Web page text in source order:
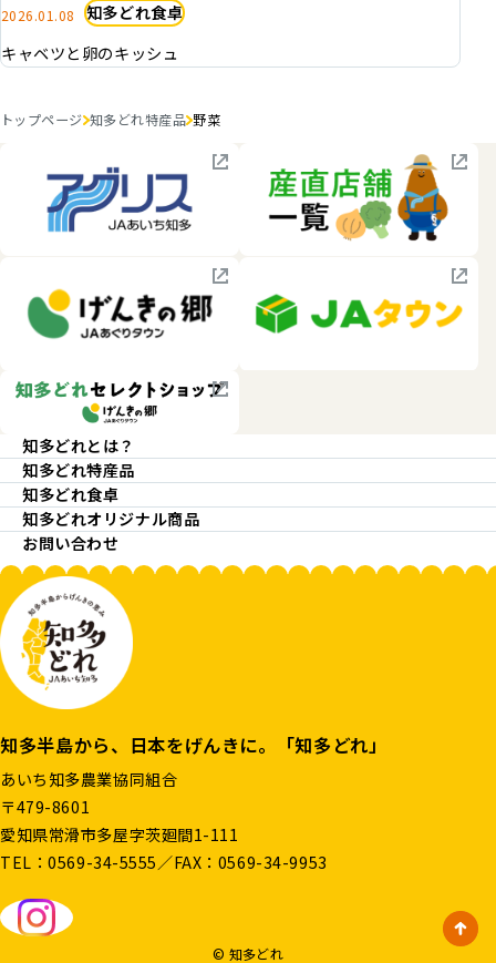
2026.01.08 知多どれ食卓
キャベツと卵のキッシュ
トップページ 知多どれ特産品 野菜
知多どれとは？
知多どれ特産品
知多どれ食卓
知多どれオリジナル商品
お問い合わせ
知多半島から、日本をげんきに。「知多どれ」
あいち知多農業協同組合
〒479-8601
愛知県常滑市多屋字茨廻間1-111
TEL：0569-34-5555／FAX：0569-34-9953
© 知多どれ